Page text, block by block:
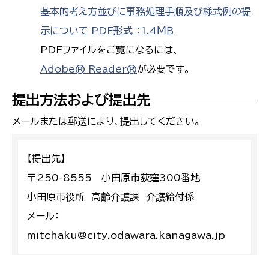
基本的考え方並びに事務処理手順及び様式例の提
示について PDF形式 ：1.4ＭＢ
PDFファイルをご覧になるには、
Adobe® Reader®が必要です。
提出方法および提出先
メールまたは郵送により、提出してください。
【提出先】
〒250-8555 小田原市荻窪300番地
小田原市役所 高齢介護課 介護給付係
メール：
mitchaku@city.odawara.kanagawa.jp